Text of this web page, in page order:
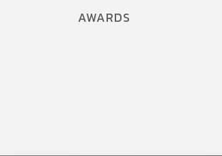
AWARDS